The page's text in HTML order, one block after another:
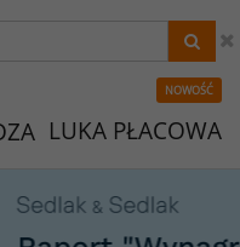
NOWOŚĆ
LUKA PŁACOWA